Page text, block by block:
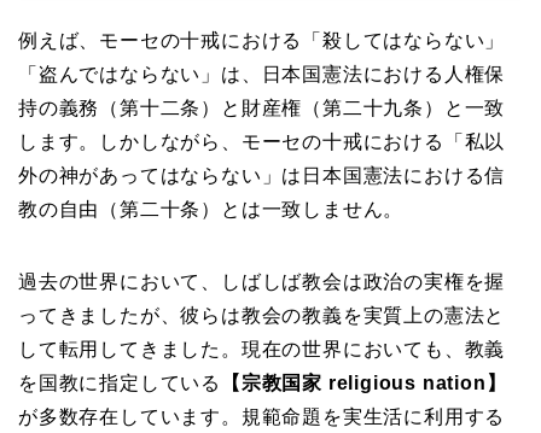
例えば、モーセの十戒における「殺してはならない」
「盗んではならない」は、日本国憲法における人権保
持の義務（第十二条）と財産権（第二十九条）と一致
します。しかしながら、モーセの十戒における「私以
外の神があってはならない」は日本国憲法における信
教の自由（第二十条）とは一致しません。
過去の世界において、しばしば教会は政治の実権を握
ってきましたが、彼らは教会の教義を実質上の憲法と
して転用してきました。現在の世界においても、教義
を国教に指定している
【宗教国家 religious nation】
が多数存在しています。規範命題を実生活に利用する